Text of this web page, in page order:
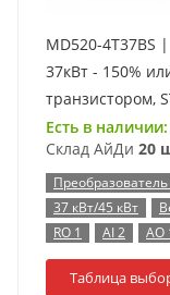
MD520-4T37BS
37кВт - 150%
транзистором,
Есть в наличии:
Склад АйДи 20
37 кВт/45 кВт
RO 1
AI 2 AO
Таблица